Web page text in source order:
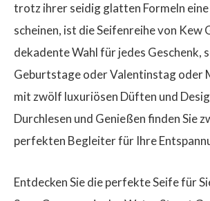
trotz ihrer seidig glatten Formeln
scheinen, ist die Seifenreihe von Kew
dekadente Wahl für jedes Geschenk,
Geburtstage oder Valentinstag oder
mit zwölf luxuriösen Düften und
Durchlesen und Genießen finden Sie
perfekten Begleiter für Ihre
Entdecken Sie die perfekte Seife für